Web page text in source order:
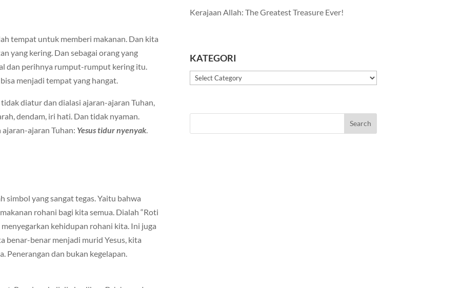
tempat untuk memberi makanan. Dan kita
yang kering. Dan sebagai orang yang
dan perihnya rumput-rumput kering itu.
menjadi tempat yang hangat.
diatur dan dialasi ajaran-ajaran Tuhan,
dendam, iri hati. Dan tidak nyaman.
ajaran Tuhan: Yesus tidur nyenyak.
simbol yang sangat tegas. Yaitu bahwa
rohani bagi kita semua. Dialah “Roti
kehidupan rohani kita. Ini juga
benar-benar menjadi murid Yesus, kita
Penerangan dan bukan kegelapan.
Kerajaan Allah: The Greatest Treasure Ever!
KATEGORI
Kategori